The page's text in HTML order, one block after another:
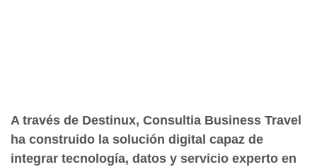
A través de Destinux, Consultia Business Travel
ha construido la solución digital capaz de
integrar tecnología, datos y servicio experto en